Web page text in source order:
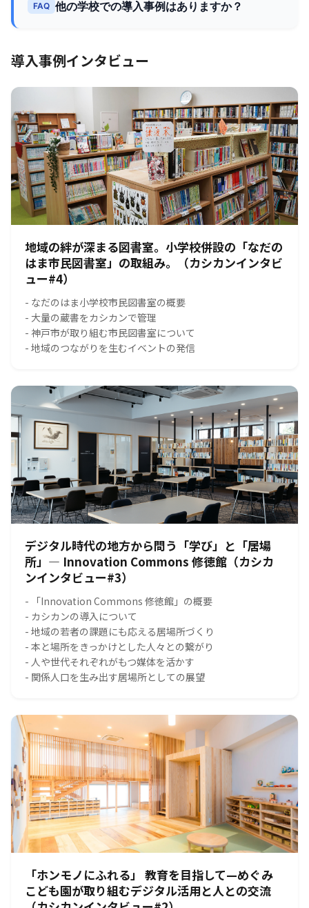
FAQ 他の学校での導入事例はありますか？
導入事例インタビュー
地域の絆が深まる図書室。小学校併設の「なだの
はま市民図書室」の取組み。（カシカンインタビ
ュー#4）
- なだのはま小学校市民図書室の概要
- 大量の蔵書をカシカンで管理
- 神戸市が取り組む市民図書室について
- 地域のつながりを生むイベントの発信
デジタル時代の地方から問う「学び」と「居場
所」― Innovation Commons 修徳館（カシカ
ンインタビュー#3）
- 「Innovation Commons 修徳館」の概要
- カシカンの導入について
- 地域の若者の課題にも応える居場所づくり
- 本と場所をきっかけとした人々との繋がり
- 人や世代それぞれがもつ媒体を活かす
- 関係人口を生み出す居場所としての展望
「ホンモノにふれる」 教育を目指して—めぐみ
こども園が取り組むデジタル活用と人との交流